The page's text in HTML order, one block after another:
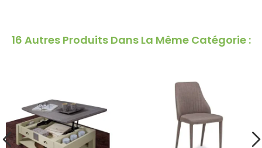
16 Autres Produits Dans La Même Catégorie :